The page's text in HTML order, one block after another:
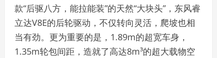
款“后驱八方，能拉能装”的天然“大块头”，东风睿
立达V8E的后轮驱动，不仅转向灵活，爬坡也相
当有劲。更为重要的是，1.89m的超宽车身，
1.35m轮包间距，造就了高达8m³的超大载物空